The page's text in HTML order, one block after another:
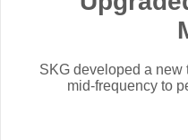
SKG developed a new
mid-frequency to